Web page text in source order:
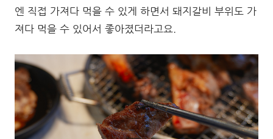
엔 직접 가져다 먹을 수 있게 하면서 돼지갈비 부위도 가
져다 먹을 수 있어서 좋아졌더라고요.